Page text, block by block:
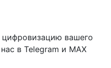
цифровизацию вашего
в Telegram и MAX